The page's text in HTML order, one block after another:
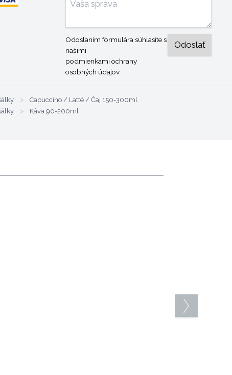
Odoslaním formulára súhlasíte s
našimi
podmienkami ochrany
osobných údajov
>
Capuccino / Latté / Čaj 150-300ml
> Káva 90-200ml